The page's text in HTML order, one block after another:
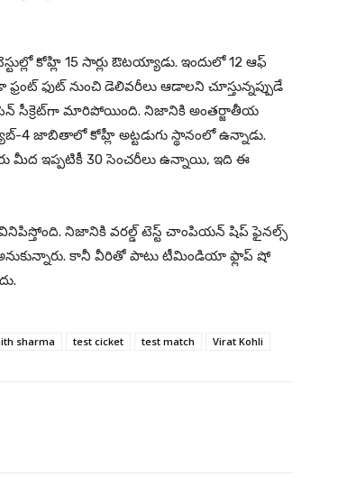
కోహ్లి 15 సార్లు ఔటయ్యాడు. ఇందులో 12 ఆఫ్
ఫుట్ నుంచి డెలివరీలు ఆడాలని చూస్తున్నప్పుడే
సీక్రెట్‌గా మారిపోయింది. నిజానికి అంతర్జాతీయ
4 జాబితాలో కోహ్లీ అట్టడుగు స్థానంలో ఉన్నాడు.
మీద ఇప్పటికీ 30 సెంచరీలు ఉన్నాయి, ఇది ఈ
నిజానికి వరల్డ్ టెస్ట్ చాంపియన్‌ షిప్ ఫైనల్స్‌
అనుకున్నారు. కానీ వీరితో పాటు టీమిండియా ఫ్లాప్ షో
sharma test cicket test match Virat Kohli